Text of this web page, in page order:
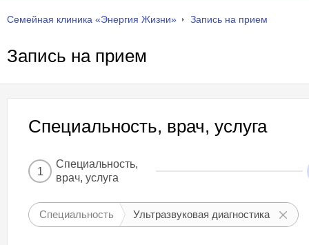
Семейная клиника «Энергия Жизни» Запись на прием
Запись на прием
Специальность, врач, услуга
1
Специальность,
врач, услуга
Специальность Ультразвуковая диагностика